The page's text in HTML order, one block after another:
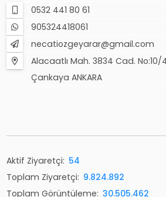
0532 441 80 61
905324418061
necatiozgeyarar@gmail.com
Alacaatlı Mah. 3834 Cad. No:10/
Çankaya ANKARA
Aktif Ziyaretçi: 54
Toplam Ziyaretçi: 9.824.892
Toplam Görüntüleme: 30.505.462